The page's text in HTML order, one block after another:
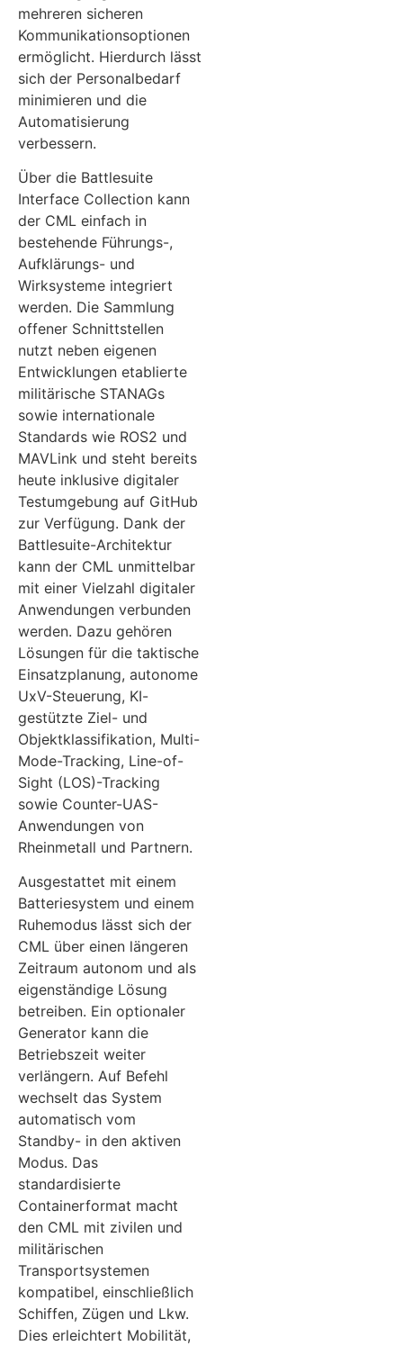
mehreren sicheren
Kommunikationsoptionen
ermöglicht. Hierdurch lässt
sich der Personalbedarf
minimieren und die
Automatisierung
verbessern.
Über die Battlesuite
Interface Collection kann
der CML einfach in
bestehende Führungs-,
Aufklärungs- und
Wirksysteme integriert
werden. Die Sammlung
offener Schnittstellen
nutzt neben eigenen
Entwicklungen etablierte
militärische STANAGs
sowie internationale
Standards wie ROS2 und
MAVLink und steht bereits
heute inklusive digitaler
Testumgebung auf GitHub
zur Verfügung. Dank der
Battlesuite-Architektur
kann der CML unmittelbar
mit einer Vielzahl digitaler
Anwendungen verbunden
werden. Dazu gehören
Lösungen für die taktische
Einsatzplanung, autonome
UxV-Steuerung, KI-
gestützte Ziel- und
Objektklassifikation, Multi-
Mode-Tracking, Line-of-
Sight (LOS)-Tracking
sowie Counter-UAS-
Anwendungen von
Rheinmetall und Partnern.
Ausgestattet mit einem
Batteriesystem und einem
Ruhemodus lässt sich der
CML über einen längeren
Zeitraum autonom und als
eigenständige Lösung
betreiben. Ein optionaler
Generator kann die
Betriebszeit weiter
verlängern. Auf Befehl
wechselt das System
automatisch vom
Standby- in den aktiven
Modus. Das
standardisierte
Containerformat macht
den CML mit zivilen und
militärischen
Transportsystemen
kompatibel, einschließlich
Schiffen, Zügen und Lkw.
Dies erleichtert Mobilität,